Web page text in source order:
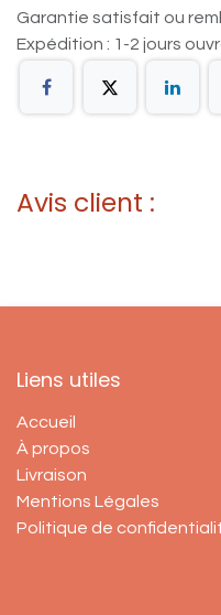
Garantie satisfait ou
Expédition : 1-2 jours
Avis client :
Liens utiles
Accueil
À propos
Livraison
Mentions Légales
Politique de